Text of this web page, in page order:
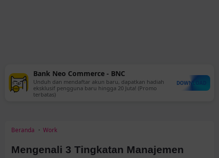
Bank Neo Commerce - BNC
Unduh dan mendaftar akun baru, dapatkan hadiah
eksklusif pengguna baru hingga 20 Juta! (Promo
terbatas)
DOWNLOAD
Beranda Work
Mengenali 3 Tingkatan Manajemen